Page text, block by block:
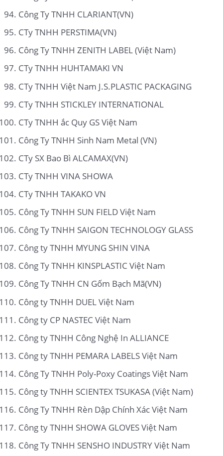
Công Ty TNHH CLARIANT(VN)
CTy TNHH PERSTIMA(VN)
Công Ty TNHH ZENITH LABEL (Việt Nam)
CTy TNHH HUHTAMAKI VN
CTy TNHH Việt Nam J.S.PLASTIC PACKAGING
CTy TNHH STICKLEY INTERNATIONAL
CTy TNHH ắc Quy GS Việt Nam
Công Ty TNHH Sinh Nam Metal (VN)
CTy SX Bao Bì ALCAMAX(VN)
CTy TNHH VINA SHOWA
CTy TNHH TAKAKO VN
Công Ty TNHH SUN FIELD Việt Nam
Công Ty TNHH SAIGON TECHNOLOGY GLASS
Công ty TNHH MYUNG SHIN VINA
Công Ty TNHH KINSPLASTIC Việt Nam
Công Ty TNHH CN Gốm Bạch Mã(VN)
Công ty TNHH DUEL Việt Nam
Công ty CP NASTEC Việt Nam
Công ty TNHH Công Nghệ In ALLIANCE
Công ty TNHH PEMARA LABELS Việt Nam
Công Ty TNHH Poly-Poxy Coatings Việt Nam
Công ty TNHH SCIENTEX TSUKASA (Việt Nam)
Công Ty TNHH Rèn Dập Chính Xác Việt Nam
Công ty TNHH SHOWA GLOVES Việt Nam
Công Ty TNHH SENSHO INDUSTRY Việt Nam